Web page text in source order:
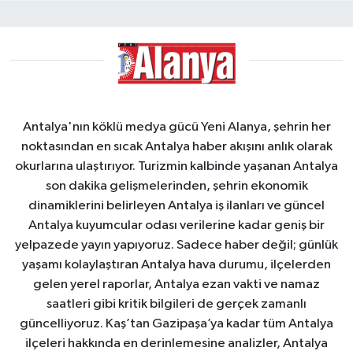
Antalya'nın köklü medya gücü Yeni Alanya, şehrin her
noktasından en sıcak Antalya haber akışını anlık olarak
okurlarına ulaştırıyor. Turizmin kalbinde yaşanan Antalya
son dakika gelişmelerinden, şehrin ekonomik
dinamiklerini belirleyen Antalya iş ilanları ve güncel
Antalya kuyumcular odası verilerine kadar geniş bir
yelpazede yayın yapıyoruz. Sadece haber değil; günlük
yaşamı kolaylaştıran Antalya hava durumu, ilçelerden
gelen yerel raporlar, Antalya ezan vakti ve namaz
saatleri gibi kritik bilgileri de gerçek zamanlı
güncelliyoruz. Kaş’tan Gazipaşa’ya kadar tüm Antalya
ilçeleri hakkında en derinlemesine analizler, Antalya